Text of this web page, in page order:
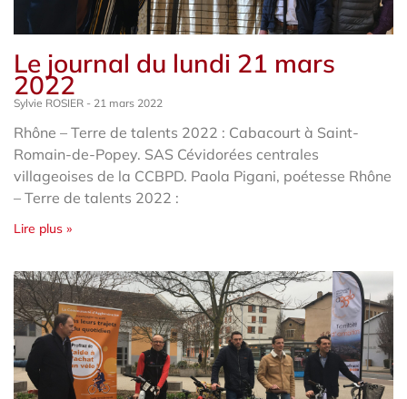
Le journal du lundi 21 mars
2022
Sylvie ROSIER 21 mars 2022
Rhône – Terre de talents 2022 : Cabacourt à Saint-
Romain-de-Popey. SAS Cévidorées centrales
villageoises de la CCBPD. Paola Pigani, poétesse Rhône
– Terre de talents 2022 :
Lire plus »